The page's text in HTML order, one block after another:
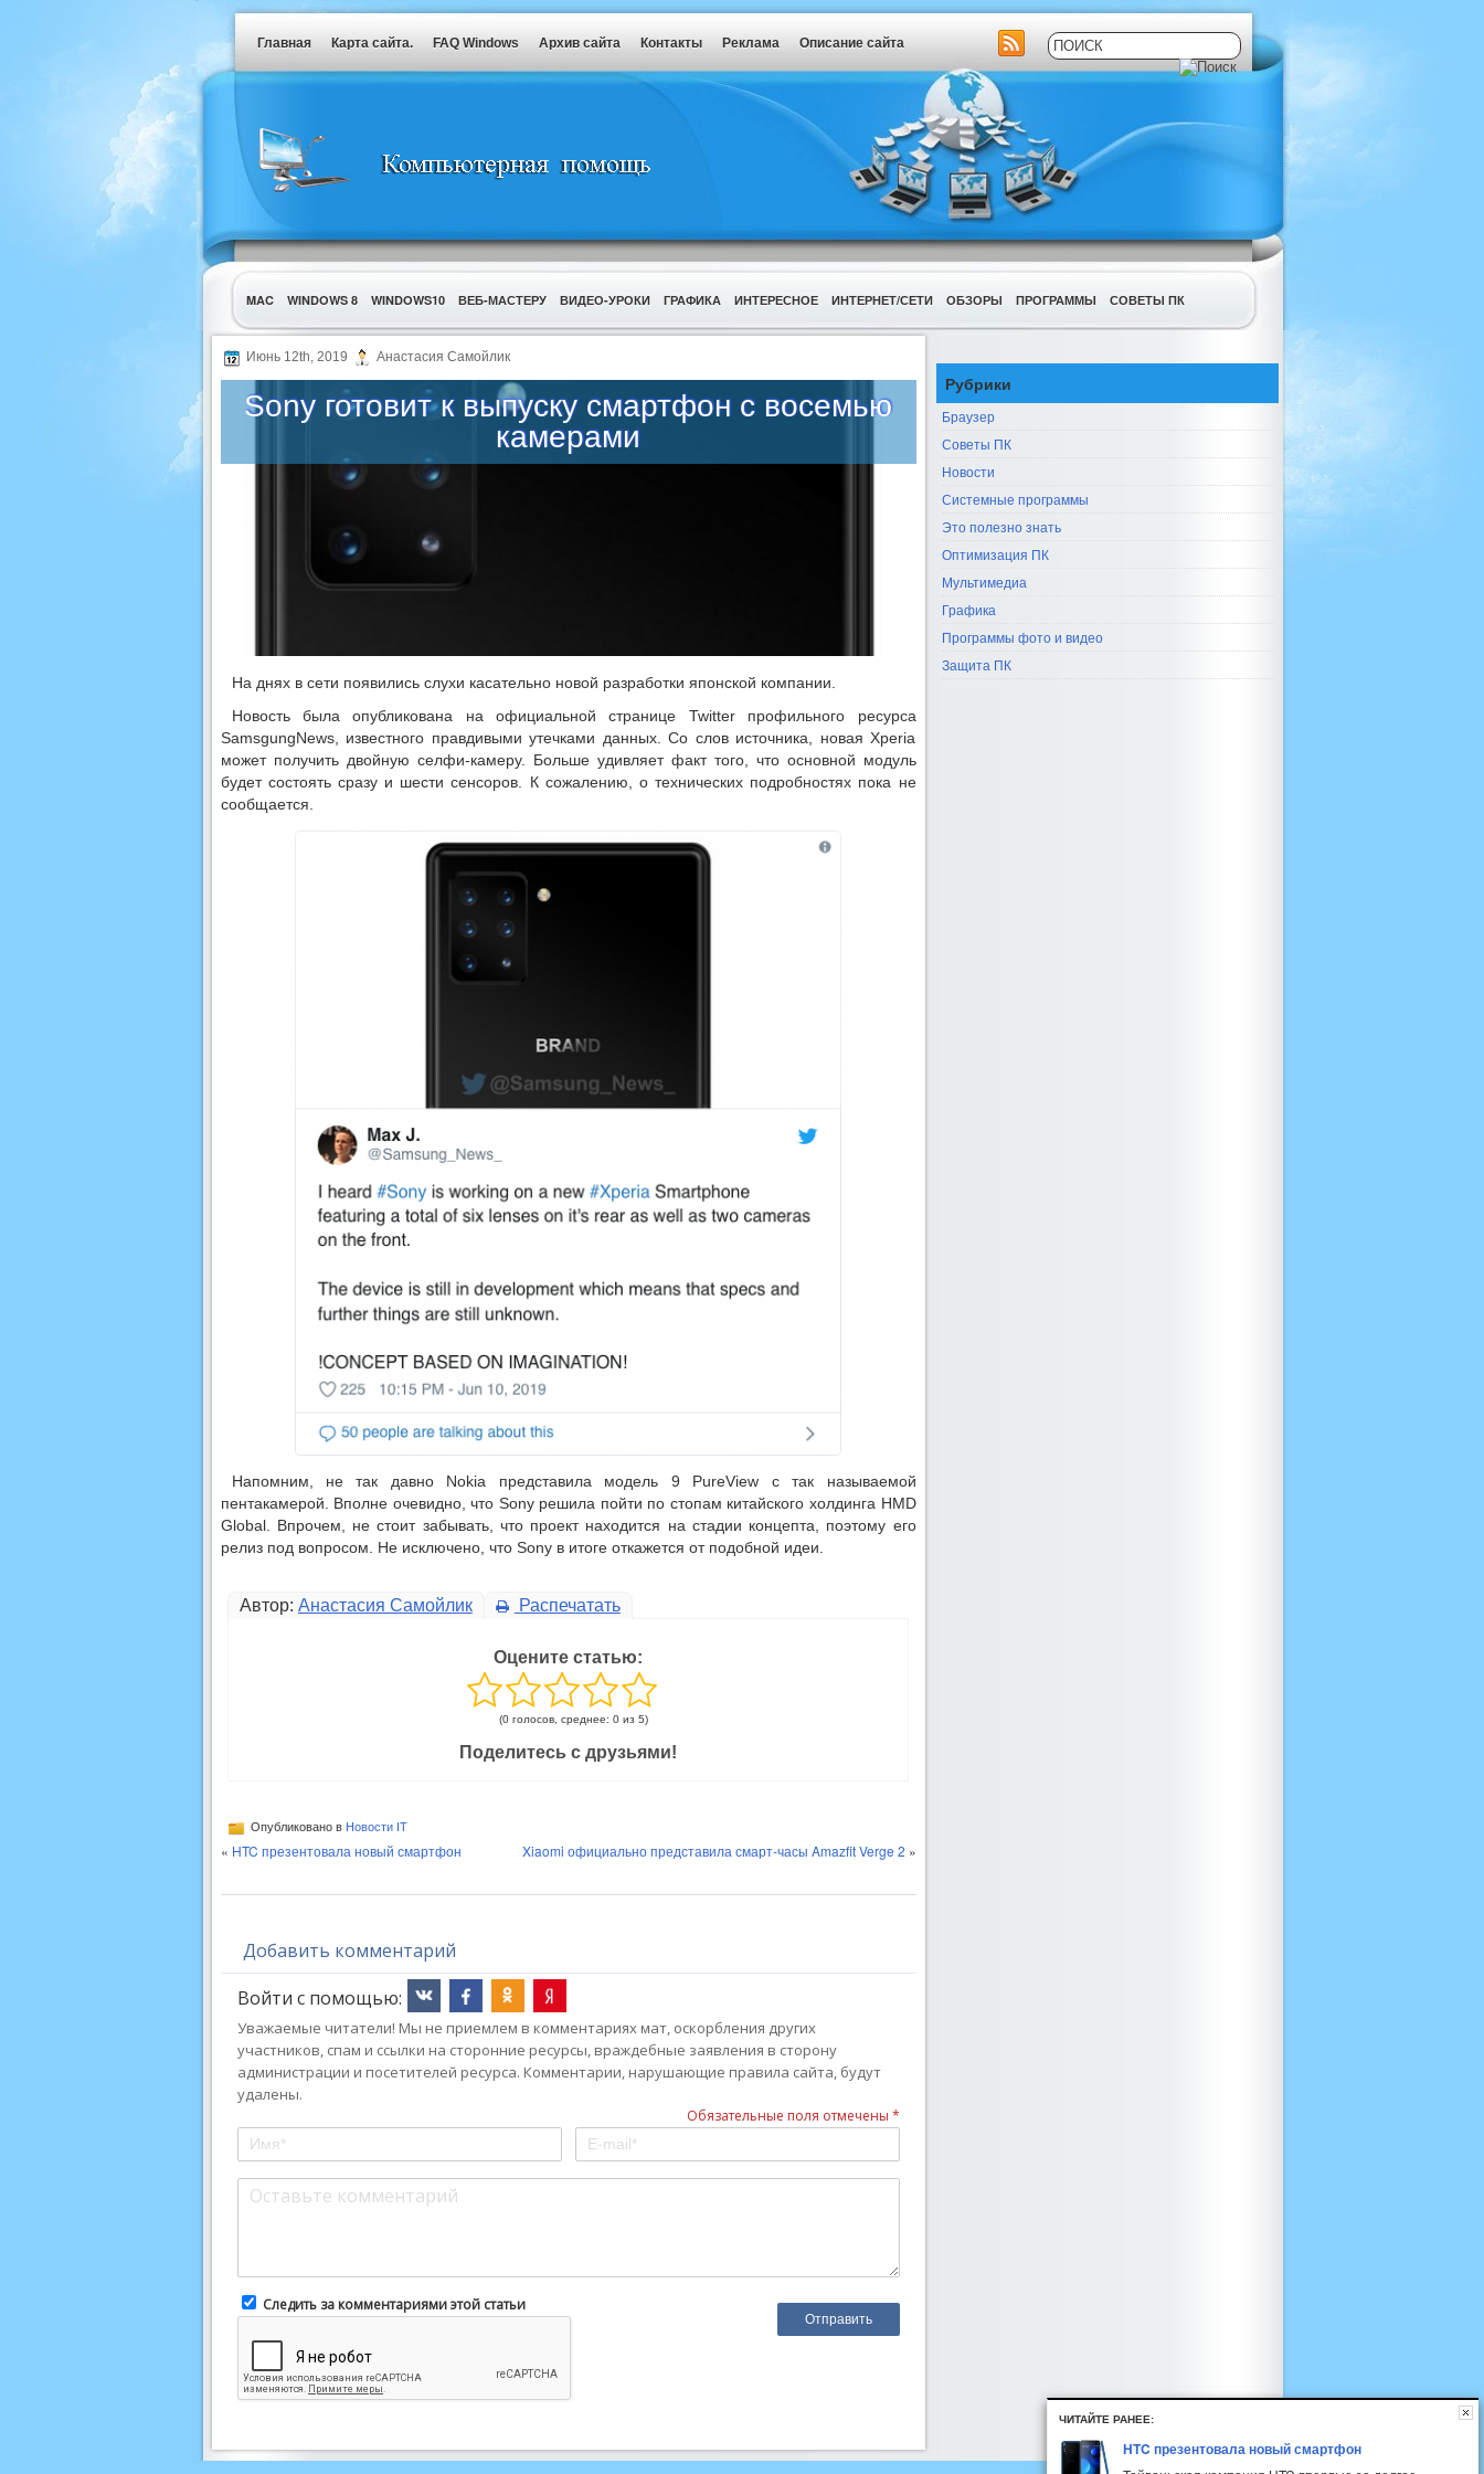
Главная Карта сайта. FAQ Windows Архив сайта Контакты Реклама Описание сайта
MAC WINDOWS 8 WINDOWS10 ВЕБ-МАСТЕРУ ВИДЕО-УРОКИ ГРАФИКА ИНТЕРЕСНОЕ ИНТЕРНЕТ/СЕТИ ОБЗОРЫ ПРОГРАММЫ СОВЕТЫ ПК
УТИЛИТЫ
Июнь 12th, 2019 Анастасия Самойлик
Sony готовит к выпуску смартфон с восемью
камерами
На днях в сети появились слухи касательно новой разработки японской компании.
Новость была опубликована на официальной странице Twitter профильного ресурса
SamsgungNews, известного правдивыми утечками данных. Со слов источника, новая Xperia
может получить двойную селфи-камеру. Больше удивляет факт того, что основной модуль
будет состоять сразу и шести сенсоров. К сожалению, о технических подробностях пока не
сообщается.
Напомним, не так давно Nokia представила модель 9 PureView с так называемой
пентакамерой. Вполне очевидно, что Sony решила пойти по стопам китайского холдинга HMD
Global. Впрочем, не стоит забывать, что проект находится на стадии концепта, поэтому его
релиз под вопросом. Не исключено, что Sony в итоге откажется от подобной идеи.
Автор: Анастасия Самойлик Распечатать
Оцените статью:
(0 голосов, среднее: 0 из 5)
Поделитесь с друзьями!
Опубликовано в Новости IT
« HTC презентовала новый смартфон Xiaomi официально представила смарт-часы Amazfit Verge 2 »
Добавить комментарий
Войти с помощью:
Уважаемые читатели! Мы не приемлем в комментариях мат, оскорбления других
участников, спам и ссылки на сторонние ресурсы, враждебные заявления в сторону
администрации и посетителей ресурса. Комментарии, нарушающие правила сайта, будут
удалены.
Обязательные поля отмечены *
Следить за комментариями этой статьи
Рубрики
Браузер
Советы ПК
Новости
Системные программы
Это полезно знать
Оптимизация ПК
Мультимедиа
Графика
Программы фото и видео
Защита ПК
ЧИТАЙТЕ РАНЕЕ:
HTC презентовала новый смартфон